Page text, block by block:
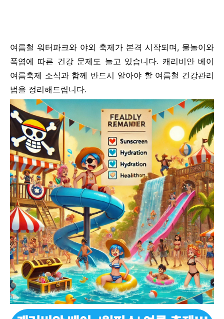
여름철 워터파크와 야외 축제가 본격 시작되며, 물놀이와
폭염에 따른 건강 문제도 늘고 있습니다. 캐리비안 베이
여름축제 소식과 함께 반드시 알아야 할 여름철 건강관리
법을 정리해드립니다.